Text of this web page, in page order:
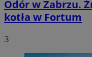
Odór w Zabrzu.
kotła w Fortum
3